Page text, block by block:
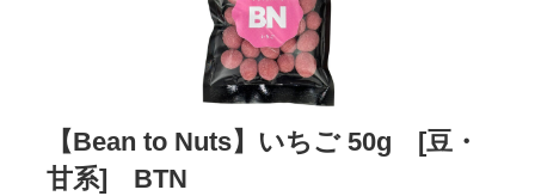
【Bean to Nuts】いちご 50g [豆・
甘系] BTN